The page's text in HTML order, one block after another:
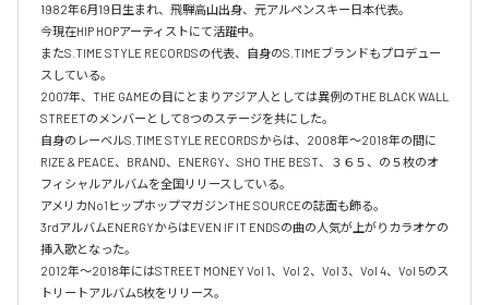
1982年6月19日生まれ、飛騨高山出身、元アルペンスキー日本代表。
今現在HIP HOPアーティストにて活躍中。
またS.TIME STYLE RECORDSの代表、自身のS.TIMEブランドもプロデュー
スしている。
2007年、THE GAMEの目にとまりアジア人としては異例のTHE BLACK WALL
STREETのメンバーとして8つのステージを共にした。
自身のレーベルS.TIME STYLE RECORDSからは、2008年〜2018年の間に
RIZE & PEACE、BRAND、ENERGY、SHO THE BEST、３６５、の５枚のオ
フィシャルアルバムを全国リリースしている。
アメリカNo1ヒップホップマガジンTHE SOURCEの誌面も飾る。
3rdアルバムENERGYからはEVEN IF IT ENDSの曲の人気が上がりカラオケの
挿入歌となった。
2012年〜2018年にはSTREET MONEY Vol 1、Vol 2、Vol 3、Vol 4、Vol 5のス
トリートアルバム5枚をリリース。